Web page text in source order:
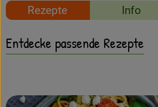
Veranstaltungen
Kundenbrief
Rezepte Info
Entdecke passende Rezepte